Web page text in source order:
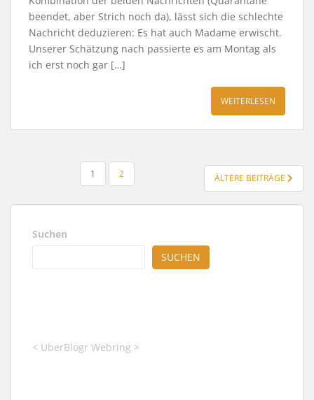
beendet, aber Strich noch da), lässt sich die schlechte
Nachricht deduzieren: Es hat auch Madame erwischt.
Unserer Schätzung nach passierte es am Montag als
ich erst noch gar […]
WEITERLESEN
SEITENNUMMERIERUNG
BEITRÄGE
1 2 ÄLTERE BEITRÄGE
Suchen
SUCHEN
< UberBlogr Webring >